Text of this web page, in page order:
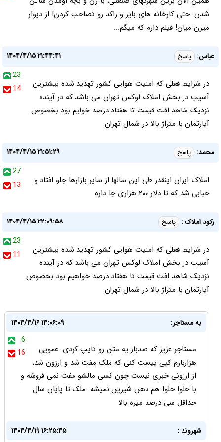
شدن. حتی کارخانه های بایر و راکد رو تصاحب کردن! از دیوار
میرن میان! فیلم دارم که میگم...
عباس: پاسخ
۱۴۰۴/۴/۱۵ ۲۱:۴۴:۴۱
23
14
در شرایط فعلی که امنیت هوایی کشور تهدید شده بیشترین
آسیب در بخش املاک لوکس تهران می باشد که در آینده
نزدیک شاهد افت قیمت تا هفتاد درصد خوایم بود بخصوص
آپارتمان با متراژ بالا در شمال تهران
محمد: پاسخ
۱۴۰۴/۴/۱۵ ۲۱:۵۱:۲۹
27
13
املاک ایران اینقدر طی این سالها از سایر بازارها جلو افتاد و
حبابی شد که تا دلار ۲۰۰ هزاری جا داره
رکود املاک : پاسخ
۱۴۰۴/۴/۱۵ ۲۲:۰۹:۵۸
23
11
در شرایط فعلی که امنیت هوایی کشور تهدید شده بیشترین
آسیب در بخش املاک لوکس تهران می باشد که در آینده
نزدیک شاهد افت قیمت تا هفتاد درصد خواهیم بود بخصوص
آپارتمان با متراژ بالا در شمال تهران
به مستاجر:
۱۴۰۴/۴/۱۶ ۱۴:۰۶:۰۹
6
16
مستاجر عزیز که صدبار یه متن رو تایپ کردی. عمویی
هزاربارم کپی پیست کنی که ملک مفت شد و ارزون شد،
از ارزونی خبری نیست چون کسی مالشو مفت نمی فروشه و
با حلوا حلوا هم دهن شیرین نمیشه. ملک تا پایان سال
حداقل سی درصد میره بالا
شهروند :
۱۴۰۴/۴/۱۹ ۱۶:۲۵:۴۵